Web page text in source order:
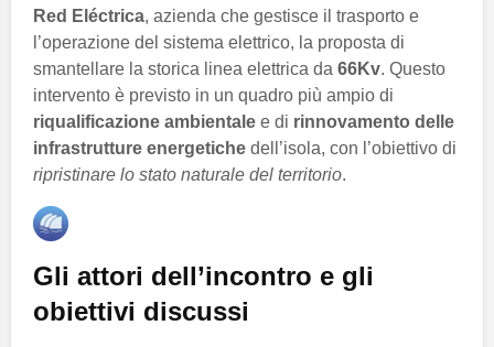
Red Eléctrica, azienda che gestisce il trasporto e
l’operazione del sistema elettrico, la proposta di
smantellare la storica linea elettrica da 66Kv. Questo
intervento è previsto in un quadro più ampio di
riqualificazione ambientale e di rinnovamento delle
infrastrutture energetiche dell’isola, con l’obiettivo di
ripristinare lo stato naturale del territorio.
Gli attori dell’incontro e gli
obiettivi discussi